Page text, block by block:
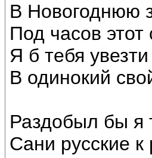
В Новогоднюю
Под часов этот
Я б тебя
В одинокий
Раздобыл бы я
Сани русские к